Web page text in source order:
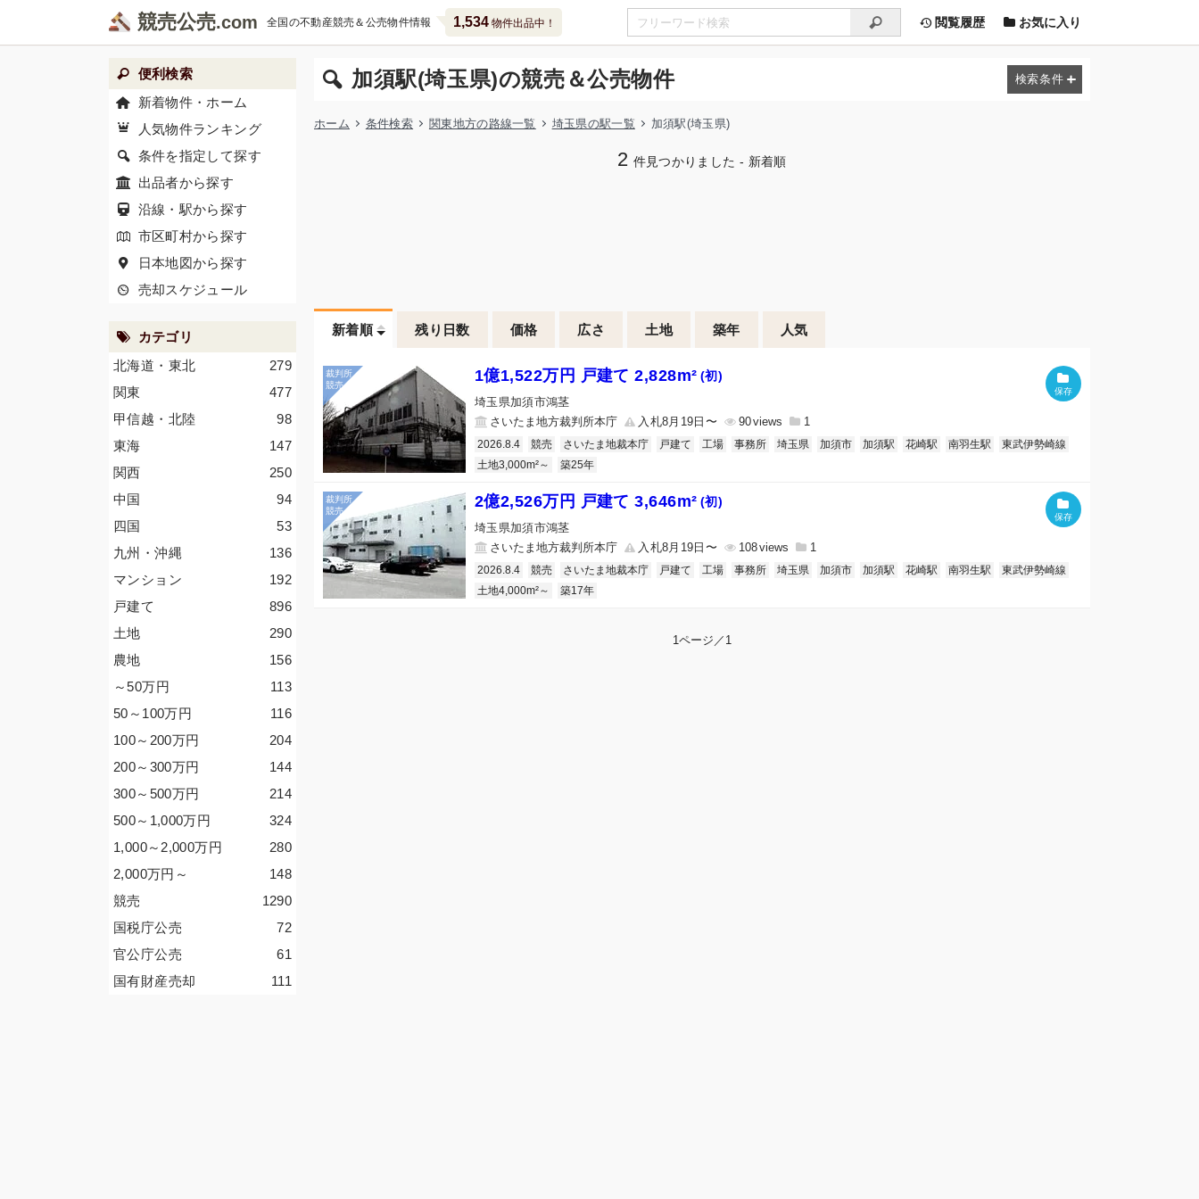
競売公売 全国の不動産競売＆公売物件情報 1,534物件出品中！ 閲覧履歴 お気に入り
加須駅(埼玉県)の競売＆公売物件
ホーム 条件検索 関東地方の路線一覧 埼玉県の駅一覧 加須駅(埼玉県)
2 件見つかりました - 新着順
新着順 残り日数 価格 広さ 土地 築年 人気
1億1,522万円 戸建て 2,828m² (初)
埼玉県加須市鴻茎
さいたま地方裁判所本庁
入札8月19日〜 90 1
2026.8.4 競売 さいたま地裁本庁 戸建て 工場 事務所 埼玉県 加須市 加須駅 花崎駅 南羽生駅
東武伊勢崎線
土地3,000m²～
築25年
2億2,526万円 戸建て 3,646m² (初)
埼玉県加須市鴻茎
さいたま地方裁判所本庁
入札8月19日〜 108 1
2026.8.4 競売 さいたま地裁本庁 戸建て 工場 事務所 埼玉県 加須市 加須駅 花崎駅 南羽生駅
東武伊勢崎線
土地4,000m²～
築17年
1ページ／1
便利検索
新着物件・ホーム
人気物件ランキング
条件を指定して探す
出品者から探す
沿線・駅から探す
市区町村から探す
日本地図から探す
売却スケジュール
カテゴリ
279
北海道・東北
477
関東
98
甲信越・北陸
147
東海
250
関西
94
中国
53
四国
136
九州・沖縄
192
マンション
896
戸建て
290
土地
156
農地
113
～50万円
116
50～100万円
204
100～200万円
144
200～300万円
214
300～500万円
324
500～1,000万円
280
1,000～2,000万円
148
2,000万円 ～
1290
競売
72
国税庁公売
61
官公庁公売
111
国有財産売却